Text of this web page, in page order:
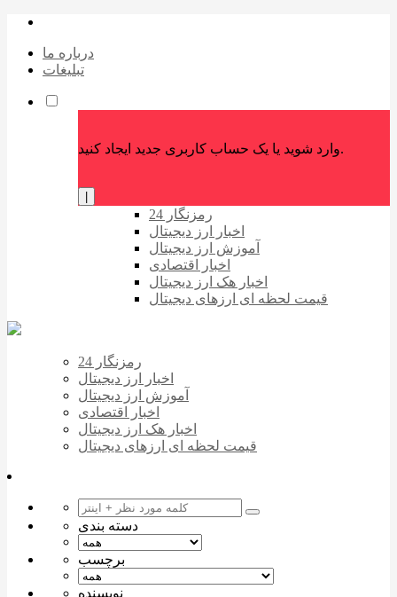
درباره ما
تبلیغات
وارد شوید یا یک حساب کاربری جدید ایجاد کنید.
رمزنگار 24
اخبار ارز دیجیتال
آموزش ارز دیجیتال
اخبار اقتصادی
اخبار هک ارز دیجیتال
قیمت لحظه ای ارزهای دیجیتال
رمزنگار 24
اخبار ارز دیجیتال
آموزش ارز دیجیتال
اخبار اقتصادی
اخبار هک ارز دیجیتال
قیمت لحظه ای ارزهای دیجیتال
دسته بندی
برچسب
نویسنده